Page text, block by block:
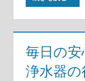
毎日の
浄水器